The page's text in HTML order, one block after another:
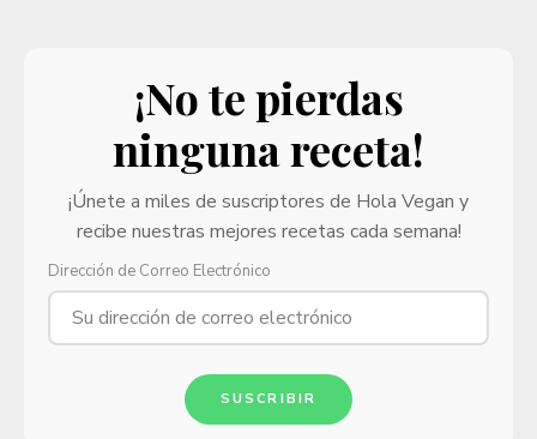
¡No te pierdas
ninguna receta!
¡Únete a miles de suscriptores de Hola Vegan y
recibe nuestras mejores recetas cada semana!
Dirección de Correo Electrónico
SUSCRIBIR